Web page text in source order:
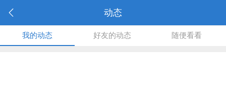
动态
我的动态 好友的动态 随便看看